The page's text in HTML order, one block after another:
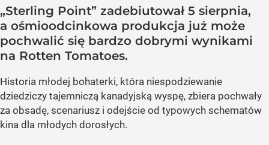
„Sterling Point” zadebiutował 5 sierpnia,
a ośmioodcinkowa produkcja już może
pochwalić się bardzo dobrymi wynikami
na Rotten Tomatoes.
Historia młodej bohaterki, która niespodziewanie
dziedziczy tajemniczą kanadyjską wyspę, zbiera pochwały
za obsadę, scenariusz i odejście od typowych schematów
kina dla młodych dorosłych.